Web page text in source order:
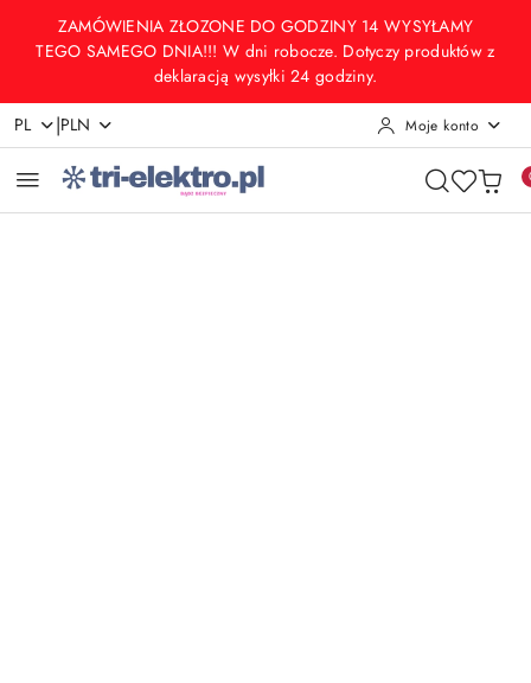
Przejdź do treści głównej
Przejdź do wyszukiwarki
Przejdź do moje konto
Przejdź do menu głównego
Przejdź do opisu produktu
Przejdź do stopki
ZAMÓWIENIA ZŁOZONE DO GODZINY 14 WYSYŁAMY
TEGO SAMEGO DNIA!!! W dni robocze. Dotyczy produktów z
deklaracją wysyłki 24 godziny.
PL |PLN Moje konto